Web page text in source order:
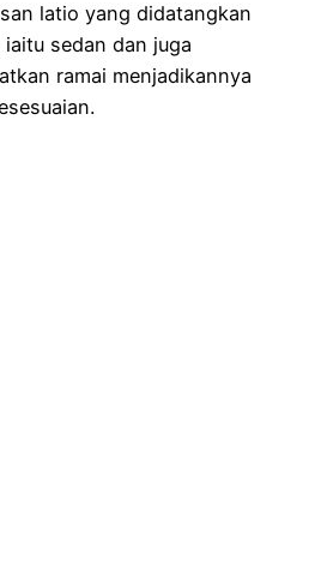
latio yang didatangkan
sedan dan juga
ramai menjadikannya